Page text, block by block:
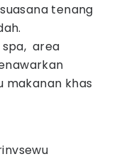
tenang
spa, area
makanan khas